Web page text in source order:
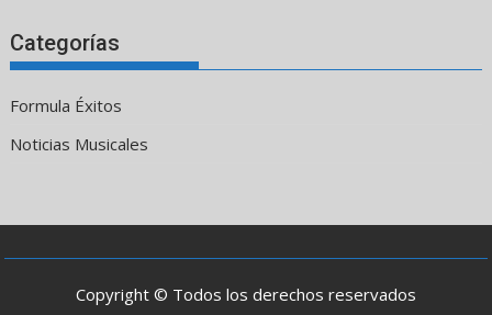
Categorías
Formula Éxitos
Noticias Musicales
Copyright © Todos los derechos reservados